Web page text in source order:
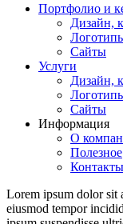
Портфолио и
Дизайн,
Сайты
Услуги
Дизайн,
Сайты
Информация
О
Полезное
Контакты
Lorem ipsum dolor sit
eiusmod tempor